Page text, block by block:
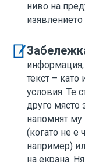
ниво на
информация,
текст –
условия. Те
друго място
напомнят
(когато не е
например)
на екрана.